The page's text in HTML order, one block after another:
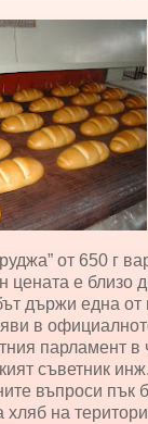
от 650 г
цената е близо
държи една
в
парламент в
съветник
въпроси пък
хляб на